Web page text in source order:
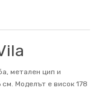
метален цип и
Mоделът е висок 178